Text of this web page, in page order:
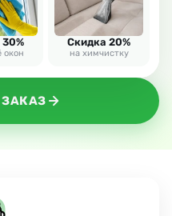
окон
Скидка 20%
на химчистку